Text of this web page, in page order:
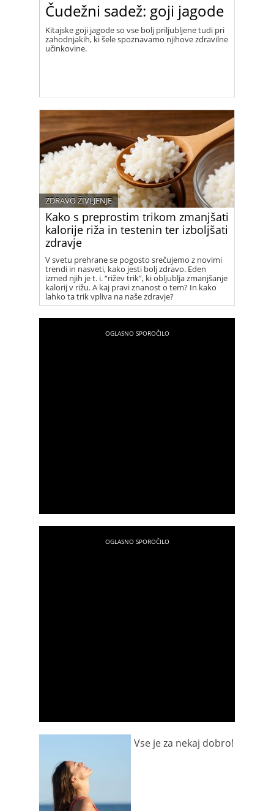
Čudežni sadež: goji jagode
Kitajske goji jagode so vse bolj priljubljene tudi pri
zahodnjakih, ki šele spoznavamo njihove zdravilne
učinkovine.
Kako s preprostim trikom zmanjšati
kalorije riža in testenin ter izboljšati
zdravje
ZDRAVO ŽIVLJENJE
V svetu prehrane se pogosto srečujemo z novimi
trendi in nasveti, kako jesti bolj zdravo. Eden
izmed njih je t. i. “rižev trik”, ki obljublja zmanjšanje
kalorij v rižu. A kaj pravi znanost o tem? In kako
lahko ta trik vpliva na naše zdravje?
Vse je za nekaj dobro!